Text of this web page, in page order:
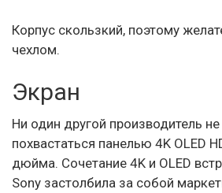
Корпус скользкий, поэтому
чехлом.
Экран
Ни один другой производитель
похвастаться панелью 4K OLED
дюйма. Сочетание 4K и OLED
Sony застолбила за собой